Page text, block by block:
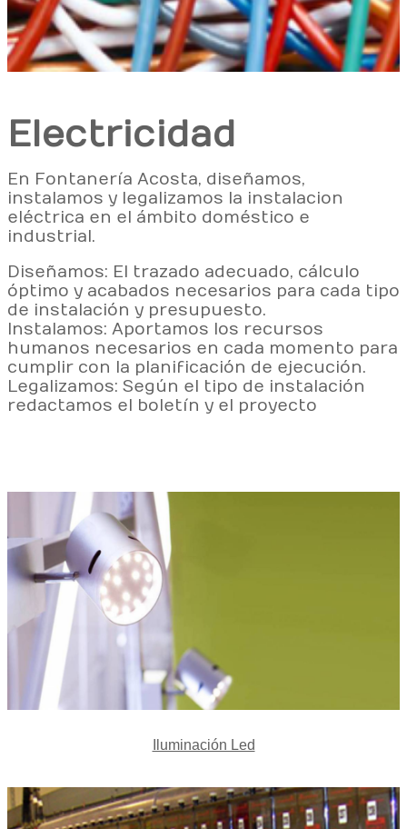
Electricidad
En Fontanería Acosta, diseñamos,
instalamos y legalizamos la instalacion
eléctrica en el ámbito doméstico e
industrial.
Diseñamos: El trazado adecuado, cálculo
óptimo y acabados necesarios para cada tipo
de instalación y presupuesto.
Instalamos: Aportamos los recursos
humanos necesarios en cada momento para
cumplir con la planificación de ejecución.
Legalizamos: Según el tipo de instalación
redactamos el boletín y el proyecto
Iluminación Led